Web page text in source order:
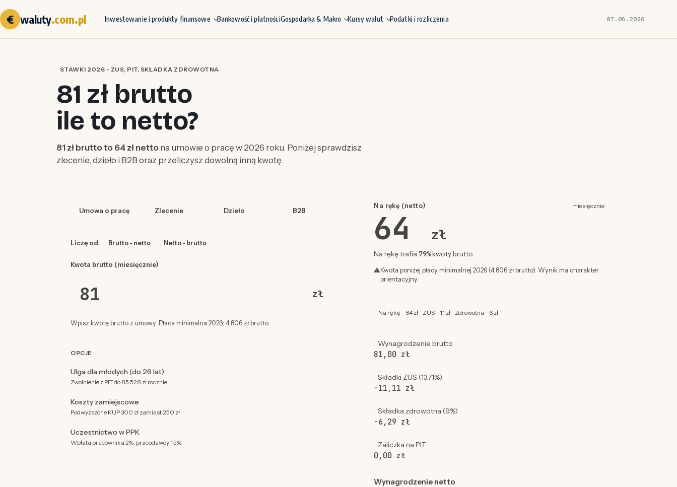
€ waluty.com.pl Inwestowanie i produkty finansowe Bankowość i płatnościGospodarka & Makro Kursy walut Podatki i rozliczenia 07.08.2026
STAWKI 2026 - ZUS, PIT, SKŁADKA ZDROWOTNA
81 zł brutto
ile to netto?
81 zł brutto to 64 zł netto na umowie o pracę w 2026 roku. Poniżej sprawdzisz
zlecenie, dzieło i B2B oraz przeliczysz dowolną inną kwotę.
Umowa o pracę Zlecenie Dzieło B2B
Liczę od: Brutto - netto Netto - brutto
Kwota brutto (miesięcznie)
zł
Wpisz kwotę brutto z umowy. Płaca minimalna 2026: 4 806 zł brutto.
OPCJE
Ulga dla młodych (do 26 lat)
Zwolnienie z PIT do 85 528 zł rocznie
Koszty zamiejscowe
Podwyższone KUP 300 zł zamiast 250 zł
Uczestnictwo w PPK
Wpłata pracownika 2%, pracodawcy 1,5%
Na rękę (netto) miesięcznie
64 zł
Na rękę trafia 79%kwoty brutto.
⚠Kwota poniżej płacy minimalnej 2026 (4 806 zł brutto). Wynik ma charakter
orientacyjny.
Na rękę - 64 zł ZUS - 11 zł Zdrowotna - 6 zł
Wynagrodzenie brutto
81,00 zł
Składki ZUS (13,71%)
-11,11 zł
Składka zdrowotna (9%)
-6,29 zł
Zaliczka na PIT
0,00 zł
Wynagrodzenie netto